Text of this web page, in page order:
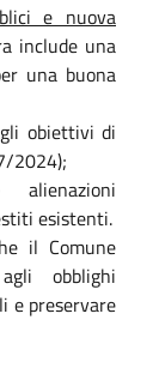
e nuova
include una
una buona
obiettivi di
2024);
esistenti.
il Comune
obblighi
e preservare